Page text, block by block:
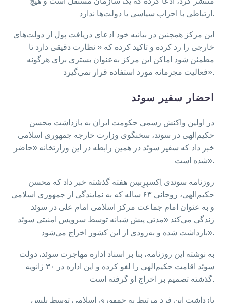
ارتباطی با احزاب سیاسی یا دولت‌ها ندارد.
این مرکز همچنین در بیانیه خود ادعای دریافت پول از دولت‌های
خارجی را رد کرده و تاکید کرده که « نظارت دقیقی دارد تا
مطمئن شود اماکن این مرکز به‌عنوان بستری برای هرگونه
فعالیت مجرمانه مورد استفاده قرار نمی‌گیرد».
احضار سفیر سوئد
در اولین واکنش رسمی حکومت ایران به بازداشت محسن
حکیم‌الهی در سوئد، سخنگوی وزارت خارجه جمهوری اسلامی
خبر داد که سفیر سوئد در همین رابطه در این وزارتخانه «حاضر
شده است».
روزنامه سوئدی اِکسپرِسِن هفته گذشته خبر داد که محسن
حکیم‌الهی، روحانی ۶۳ ساله که به نمایندگی از جمهوری اسلامی
و به عنوان امام جماعت مرکز اسلامی امام علی در سوئد
زندگی می‌کند «مدتی پیش شبانه توسط سرویس امنیتی سوئد
بازداشت شده و به‌زودی از این کشور اخراج می‌شود».
به نوشته این روزنامه، بنا بر اسناد اداره مهاجرت سوئد، دولت
سوئد اقامت حکیم‌الهی را لغو کرده و این اداره در ۳۰ ژانویه
گذشته تصمیم بر اخراج او گرفته است.
بازداشت این فرد مرتبط به جمهوری اسلامی توسط پلیس